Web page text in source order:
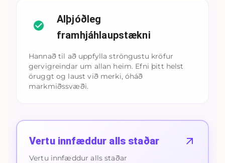
Alþjóðleg
framhjáhlaupstækni
Hannað til að uppfylla ströngustu kröfur
gervigreindar um allan heim. Efni þitt helst
öruggt og laust við merki, óháð
markmiðssvæði.
Vertu innfæddur alls staðar
Vertu innfæddur alls staðar